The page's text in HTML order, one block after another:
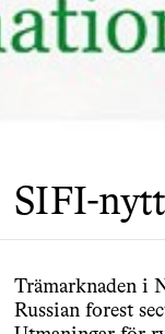
SIFI-
Trämarknaden i
Russian forest